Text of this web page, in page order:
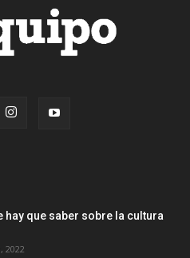
hay que saber sobre la cultura
2022